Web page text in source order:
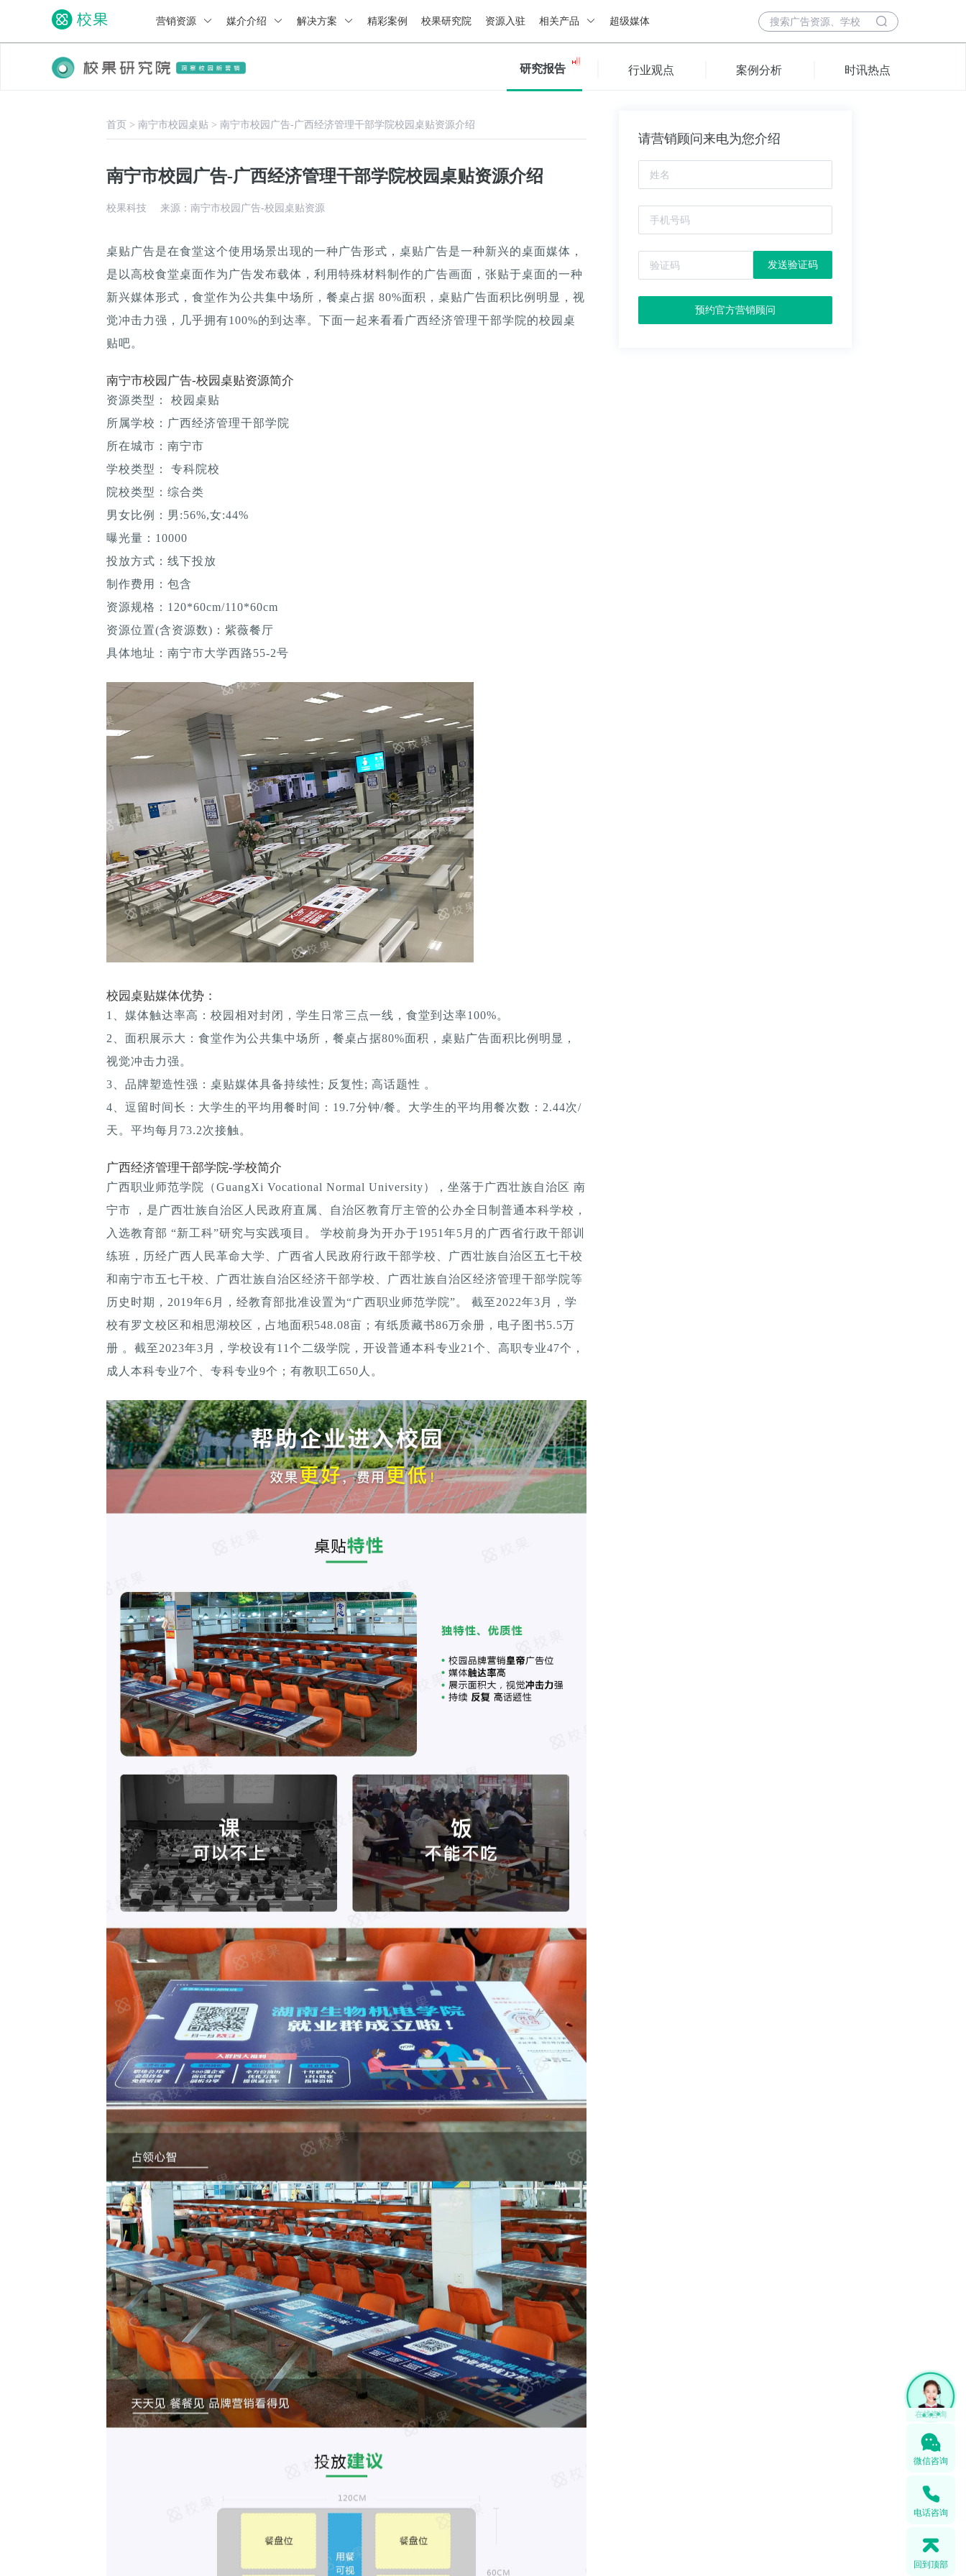
营销资源 媒介介绍 解决方案 精彩案例 校果研究院 资源入驻 相关产品 超级媒体
研究报告 行业观点 案例分析 时讯热点
首页 > 南宁市校园桌贴 > 南宁市校园广告-广西经济管理干部学院校园桌贴资源介绍
南宁市校园广告-广西经济管理干部学院校园桌贴资源介绍
校果科技 来源：南宁市校园广告-校园桌贴资源
桌贴广告是在食堂这个使用场景出现的一种广告形式，桌贴广告是一种新兴的桌面媒体，
是以高校食堂桌面作为广告发布载体，利用特殊材料制作的广告画面，张贴于桌面的一种
新兴媒体形式，食堂作为公共集中场所，餐桌占据 80%面积，桌贴广告面积比例明显，视
觉冲击力强，几乎拥有100%的到达率。下面一起来看看广西经济管理干部学院的校园桌
贴吧。
南宁市校园广告-校园桌贴资源简介
资源类型： 校园桌贴
所属学校：广西经济管理干部学院
所在城市：南宁市
学校类型： 专科院校
院校类型：综合类
男女比例：男:56%,女:44%
曝光量：10000
投放方式：线下投放
制作费用：包含
资源规格：120*60cm/110*60cm
资源位置(含资源数)：紫薇餐厅
具体地址：南宁市大学西路55-2号
校园桌贴媒体优势：
1、媒体触达率高：校园相对封闭，学生日常三点一线，食堂到达率100%。
2、面积展示大：食堂作为公共集中场所，餐桌占据80%面积，桌贴广告面积比例明显，
视觉冲击力强。
3、品牌塑造性强：桌贴媒体具备持续性; 反复性; 高话题性 。
4、逗留时间长：大学生的平均用餐时间：19.7分钟/餐。大学生的平均用餐次数：2.44次/
天。平均每月73.2次接触。
广西经济管理干部学院-学校简介
广西职业师范学院（GuangXi Vocational Normal University），坐落于广西壮族自治区 南
宁市 ，是广西壮族自治区人民政府直属、自治区教育厅主管的公办全日制普通本科学校，
入选教育部 “新工科”研究与实践项目。 学校前身为开办于1951年5月的广西省行政干部训
练班，历经广西人民革命大学、广西省人民政府行政干部学校、广西壮族自治区五七干校
和南宁市五七干校、广西壮族自治区经济干部学校、广西壮族自治区经济管理干部学院等
历史时期，2019年6月，经教育部批准设置为“广西职业师范学院”。 截至2022年3月，学
校有罗文校区和相思湖校区，占地面积548.08亩；有纸质藏书86万余册，电子图书5.5万
册 。截至2023年3月，学校设有11个二级学院，开设普通本科专业21个、高职专业47个，
成人本科专业7个、专科专业9个；有教职工650人。
请营销顾问来电为您介绍
发送验证码
预约官方营销顾问
微信咨询
电话咨询
回到顶部